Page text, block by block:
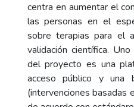
centra en aumentar el
las personas en el
sobre terapias para el
validación científica.
del proyecto es una
acceso público y
(intervenciones basadas